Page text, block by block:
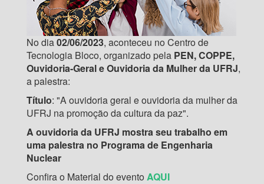
No dia02/06/2023, aconteceu no Centro de
Tecnologia Bloco, organizado pela PEN, COPPE,
Ouvidoria-Geral e Ouvidoria da Mulher da UFRJ,
a palestra:
Título: "A ouvidoria geral e ouvidoria da mulher da
UFRJ na promoção da cultura da paz".
A ouvidoria da UFRJ mostra seu trabalho em
uma palestra no Programa de Engenharia
Nuclear
Confira o Material do evento AQUI